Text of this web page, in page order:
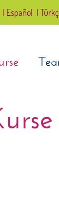
| Español |